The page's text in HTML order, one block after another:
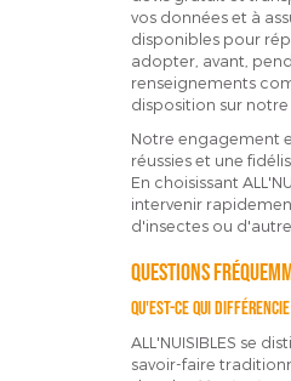
vos données et à
disponibles pour
adopter, avant,
renseignements
disposition sur notre
Notre engagement
réussies et une
En choisissant
intervenir
d'insectes ou
Questions
Qu'est-ce qui différencie
ALL'NUISIBLES se
savoir-faire